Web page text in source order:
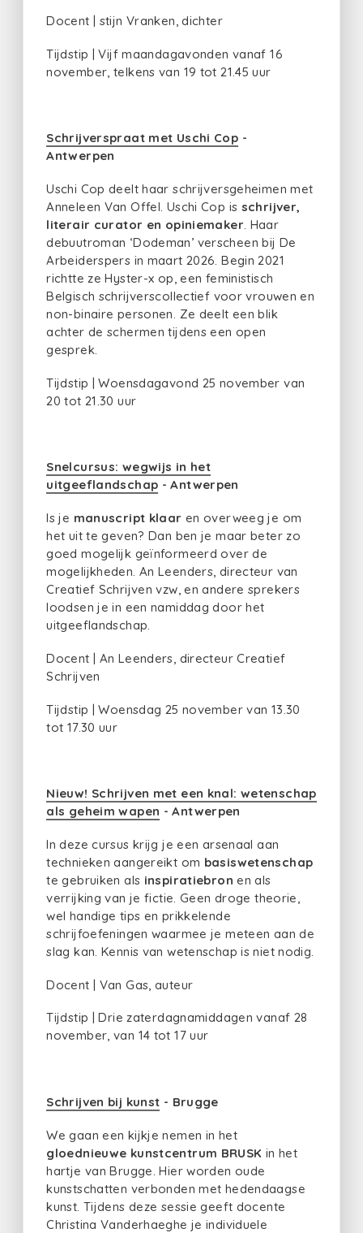
Docent | stijn Vranken, dichter
Tijdstip | Vijf maandagavonden vanaf 16
november, telkens van 19 tot 21.45 uur
Schrijverspraat met Uschi Cop -
Antwerpen
Uschi Cop deelt haar schrijversgeheimen met
Anneleen Van Offel. Uschi Cop is schrijver,
literair curator en opiniemaker. Haar
debuutroman ‘Dodeman’ verscheen bij De
Arbeiderspers in maart 2026. ​Begin 2021
richtte ze Hyster-x op, een feministisch
Belgisch schrijverscollectief voor vrouwen en
non-binaire personen. Ze deelt een blik
achter de schermen tijdens een open
gesprek.
Tijdstip | Woensdagavond 25 november van
20 tot 21.30 uur
Snelcursus: wegwijs in het
uitgeeflandschap - Antwerpen
Is je manuscript klaar en overweeg je om
het uit te geven? Dan ben je maar beter zo
goed mogelijk geïnformeerd over de
mogelijkheden. An Leenders, directeur van
Creatief Schrijven vzw, en andere sprekers
loodsen je in een namiddag door het
uitgeeflandschap.
Docent | An Leenders, directeur Creatief
Schrijven
Tijdstip | Woensdag 25 november van 13.30
tot 17.30 uur
Nieuw! Schrijven met een knal: wetenschap
als geheim wapen - Antwerpen
In deze cursus krijg je een arsenaal aan
technieken aangereikt om basiswetenschap
te gebruiken als inspiratiebron en als
verrijking van je fictie. Geen droge theorie,
wel handige tips en prikkelende
schrijfoefeningen waarmee je meteen aan de
slag kan. Kennis van wetenschap is niet nodig.
Docent | Van Gas, auteur
Tijdstip | Drie zaterdagnamiddagen vanaf 28
november, van 14 tot 17 uur
Schrijven bij kunst - Brugge
We gaan een kijkje nemen in het
gloednieuwe kunstcentrum BRUSK in het
hartje van Brugge. Hier worden oude
kunstschatten verbonden met hedendaagse
kunst. Tijdens deze sessie geeft docente
Christina Vanderhaeghe je individuele